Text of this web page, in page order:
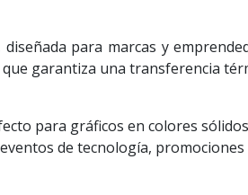
diseñada para marcas y
garantiza una transferencia
para gráficos en colores
de tecnología,